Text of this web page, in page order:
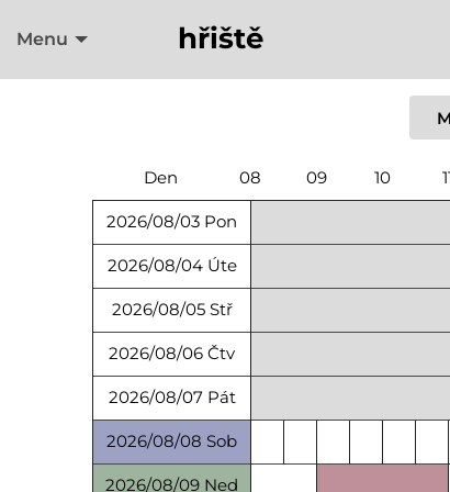
Menu hřiště
Den 08 09 10
2026/08/03 Pon
2026/08/04 Úte
2026/08/05 Stř
2026/08/06 Čtv
2026/08/07 Pát
2026/08/08 Sob
2026/08/09 Ned